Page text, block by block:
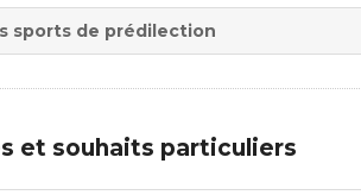
sports de prédilection
et souhaits particuliers